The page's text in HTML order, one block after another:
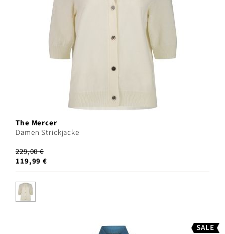
The Mercer
Damen Strickjacke
229,00 €
119,99 €
SALE